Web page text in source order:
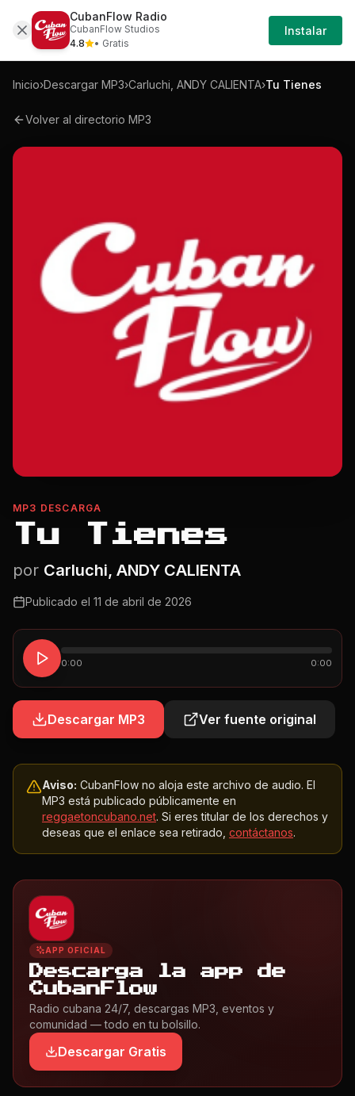
Mp3 Carluchi-andy-calienta-tu-tienes-mp3
Iniciar
Sesión
Inicio›Descargar MP3›Carluchi, ANDY CALIENTA›Tu Tienes
Volver al directorio MP3
MP3 DESCARGA
Tu Tienes
por Carluchi, ANDY CALIENTA
Publicado el 11 de abril de 2026
0:00 0:00
Descargar MP3 Ver fuente original
Aviso: CubanFlow no aloja este archivo de audio. El
MP3 está publicado públicamente en
reggaetoncubano.net. Si eres titular de los derechos y
deseas que el enlace sea retirado, contáctanos.
APP OFICIAL
Descarga la app de
CubanFlow
Radio cubana 24/7, descargas MP3, eventos y
comunidad — todo en tu bolsillo.
Descargar Gratis
CubanFlow Radio
CubanFlow Studios
4.8
• Gratis
Instalar